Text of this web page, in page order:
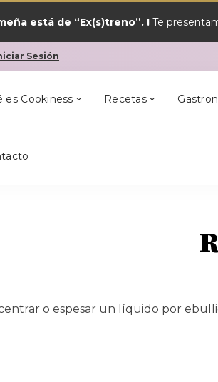
está de “Ex(s)treno”. ! Te
Sesión
es Cookiness Recetas
¿Qué Cocino Hoy?
¿Qué Cocino Hoy?
Los Mejores
Postres
Coria
o espesar un líquido por